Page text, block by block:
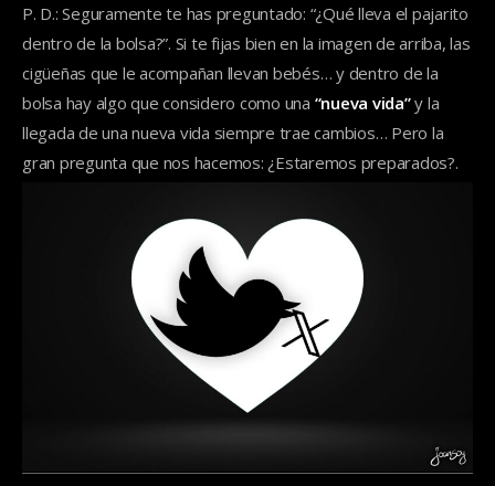
P. D.: Seguramente te has preguntado: “¿Qué lleva el pajarito
dentro de la bolsa?”. Si te fijas bien en la imagen de arriba, las
cigüeñas que le acompañan llevan bebés… y dentro de la
bolsa hay algo que considero como una “nueva vida”y la
llegada de una nueva vida siempre trae cambios… Pero la
gran pregunta que nos hacemos: ¿Estaremos preparados?.